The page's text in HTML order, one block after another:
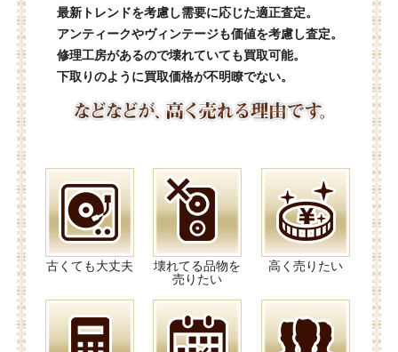
最新トレンドを考慮し需要に応じた適正査定。
アンティークやヴィンテージも価値を考慮し査定。
修理工房があるので壊れていても買取可能。
下取りのように買取価格が不明瞭でない。
古くても大丈夫
壊れてる品物を
売りたい
高く売りたい